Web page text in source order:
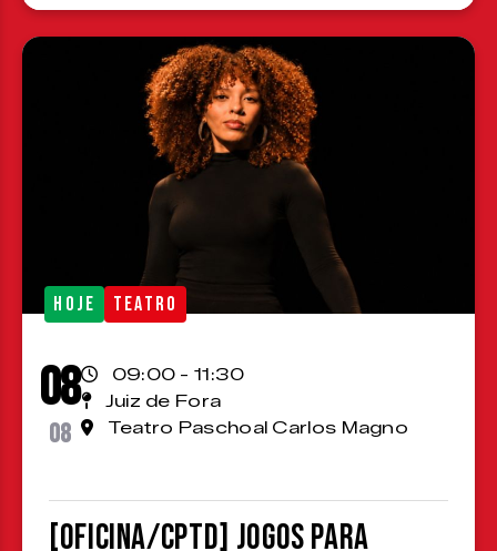
HOJE TEATRO
08
08
09:00 - 11:30
Juiz de Fora
Teatro Paschoal Carlos Magno
[OFICINA/CPTD] Jogos para